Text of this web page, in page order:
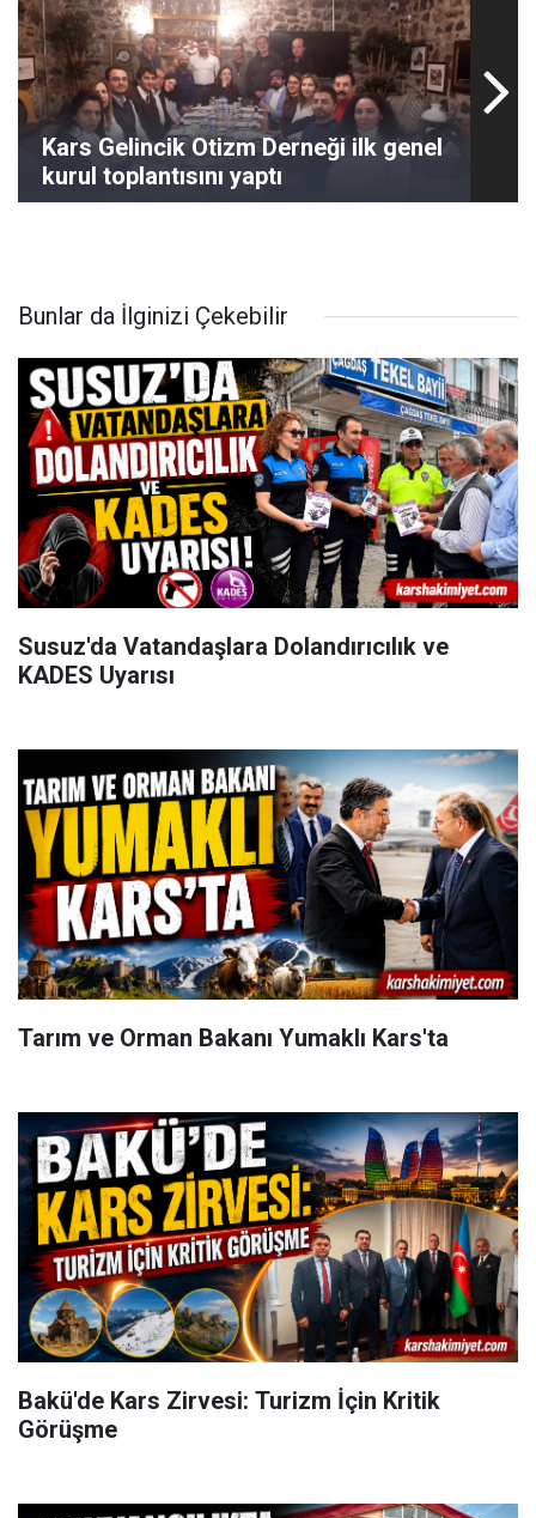
Kars Gelincik Otizm Derneği ilk genel
kurul toplantısını yaptı
Bunlar da İlginizi Çekebilir
Susuz'da Vatandaşlara Dolandırıcılık ve
KADES Uyarısı
Tarım ve Orman Bakanı Yumaklı Kars'ta
Bakü'de Kars Zirvesi: Turizm İçin Kritik
Görüşme